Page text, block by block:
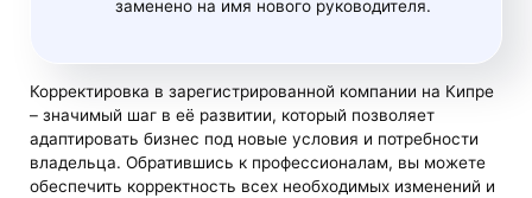
заменено на имя нового руководителя.
Корректировка в зарегистрированной компании на Кипре
– значимый шаг в её развитии, который позволяет
адаптировать бизнес под новые условия и потребности
владельца. Обратившись к профессионалам, вы можете
обеспечить корректность всех необходимых изменений и